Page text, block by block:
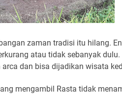
zaman tradisi itu hilang.
atau tidak sebanyak dulu.
dan bisa dijadikan wisata
mengambil Rasta tidak